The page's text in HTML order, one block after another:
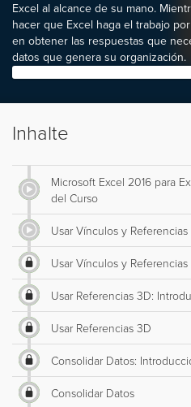
Excel al alcance de su mano.
hacer que Excel haga el trabajo
en obtener las respuestas que
datos que genera su organización.
Inhalte
Microsoft Excel 2016 para
del Curso
Usar Vínculos y
Usar Vínculos y Referencias
Usar Referencias 3D:
Usar Referencias 3D
Consolidar Datos:
Consolidar Datos